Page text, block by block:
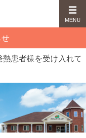
患者様を受け入れて